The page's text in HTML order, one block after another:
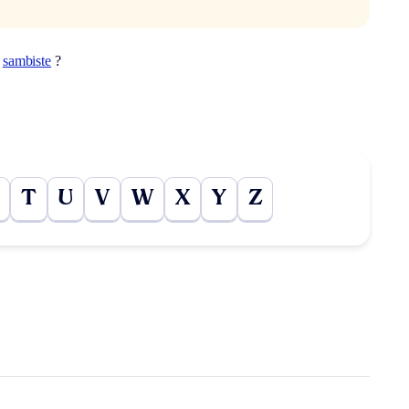
sambiste ?
T U V W X Y Z